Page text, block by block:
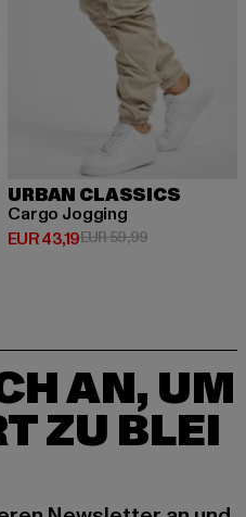
49,99
URBAN CLASSICS
Cargo Jogging
EUR 43,19
Derzeitiger Preis: EUR 43,19
EUR 59,99Aktionspreis:
AN, UM
ZU BLEI